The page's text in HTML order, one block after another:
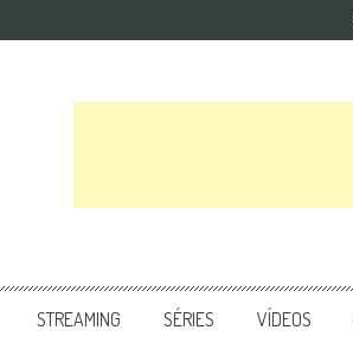
STREAMING SÉRIES VÍDEOS